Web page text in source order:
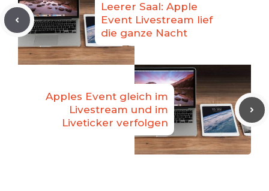
Leerer Saal: Apple
Event Livestream lief
die ganze Nacht
Apples Event gleich im
Livestream und im
Liveticker verfolgen